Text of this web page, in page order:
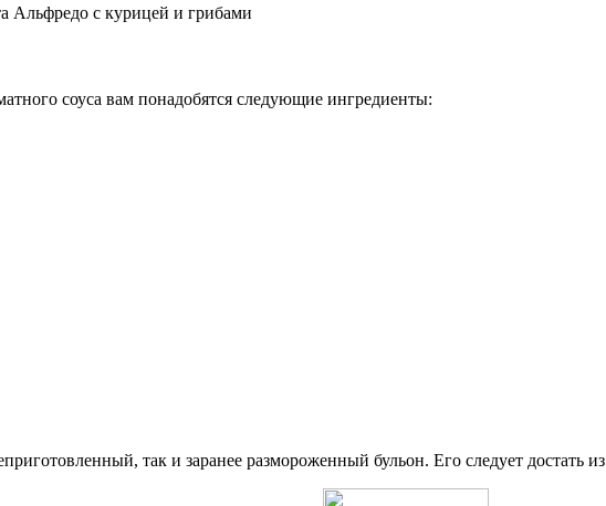
с курицей и грибами
соуса вам понадобятся следующие ингредиенты:
так и заранее размороженный бульон. Его следует достать